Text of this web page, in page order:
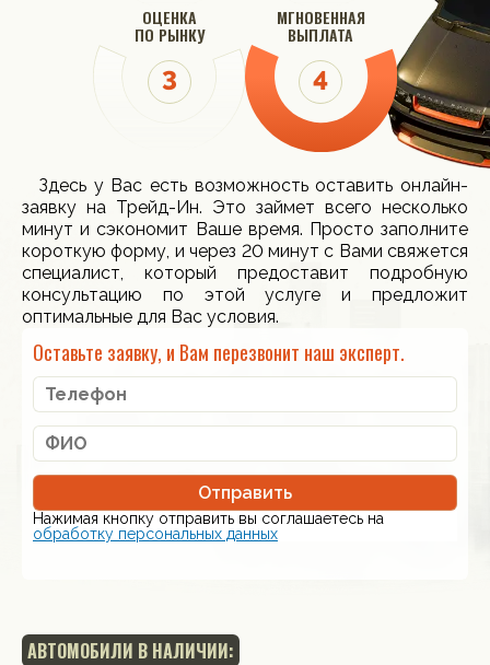
ОЦЕНКА
ПО РЫНКУ
МГНОВЕННАЯ
ВЫПЛАТА
Здесь у Вас есть возможность оставить онлайн-
заявку на Трейд-Ин. Это займет всего несколько
минут и сэкономит Ваше время. Просто заполните
короткую форму, и через 20 минут с Вами свяжется
специалист, который предоставит подробную
консультацию по этой услуге и предложит
оптимальные для Вас условия.
Оставьте заявку, и Вам перезвонит наш эксперт.
Отправить
Нажимая кнопку отправить вы соглашаетесь на
обработку персональных данных
АВТОМОБИЛИ В НАЛИЧИИ: